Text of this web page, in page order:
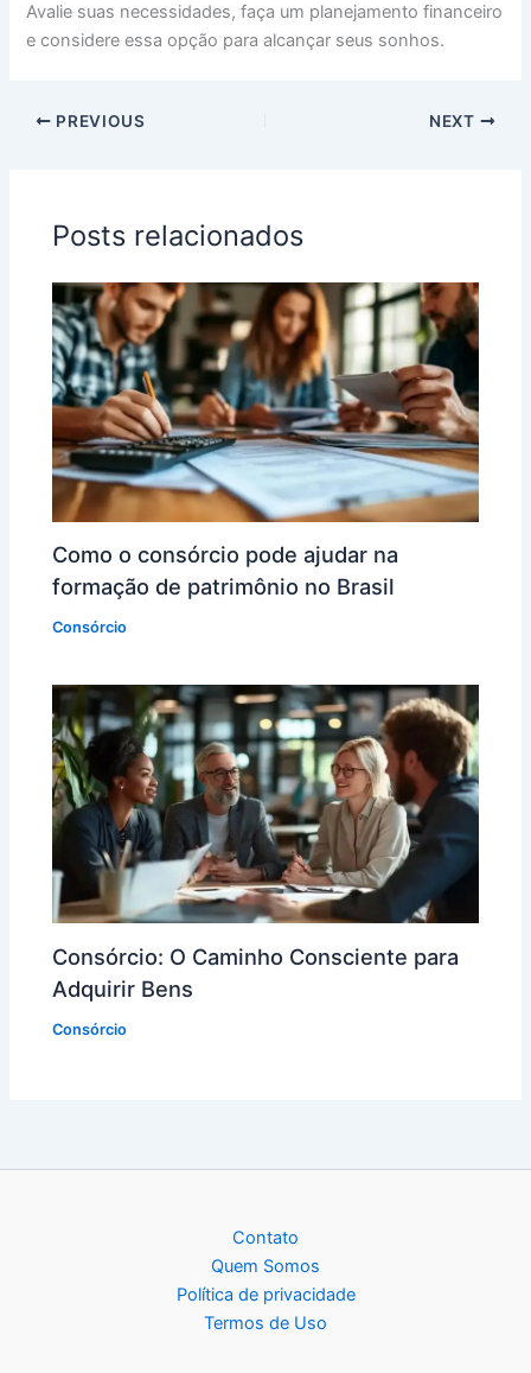
Avalie suas necessidades, faça um planejamento financeiro
e considere essa opção para alcançar seus sonhos.
PREVIOUS NEXT
Posts relacionados
Como o consórcio pode ajudar na
formação de patrimônio no Brasil
Consórcio
Consórcio: O Caminho Consciente para
Adquirir Bens
Consórcio
Contato
Quem Somos
Política de privacidade
Termos de Uso